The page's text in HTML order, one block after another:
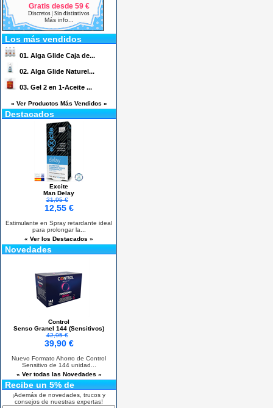
Gratis desde 59 €
Discretos | Sin distintivos
Más info...
Los más vendidos
01. Alga Glide Caja de...
02. Alga Glide Naturel...
03. Gel 2 en 1-Aceite ...
« Ver Productos Más Vendidos »
Destacados
Excite
Man Delay
21,95 €
12,55 €
Estimulante en Spray retardante ideal
para prolongar la...
« Ver los Destacados »
Novedades
Control
Senso Granel 144 (Sensitivos)
42,95 €
39,90 €
Nuevo Formato Ahorro de Control
Sensitivo de 144 unidad...
« Ver todas las Novedades »
Recibe un 5% de
descuento
¡Además de novedades, trucos y
consejos de nuestras expertas!